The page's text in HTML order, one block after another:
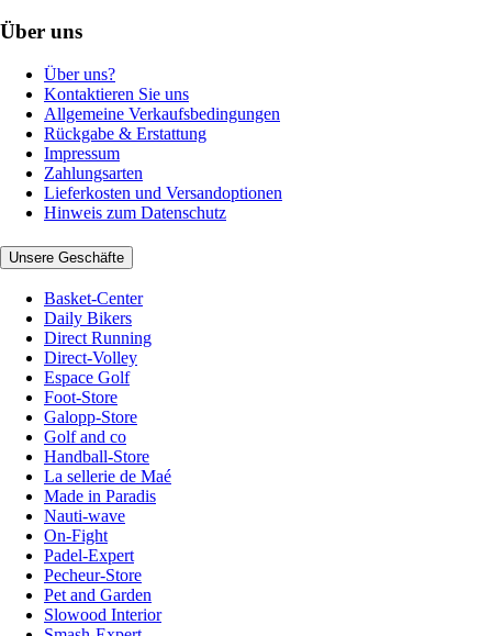
Über uns
Über uns?
Kontaktieren Sie uns
Allgemeine Verkaufsbedingungen
Rückgabe & Erstattung
Impressum
Zahlungsarten
Lieferkosten und Versandoptionen
Hinweis zum Datenschutz
Unsere Geschäfte
Basket-Center
Daily Bikers
Direct Running
Direct-Volley
Espace Golf
Foot-Store
Galopp-Store
Golf and co
Handball-Store
La sellerie de Maé
Made in Paradis
Nauti-wave
On-Fight
Padel-Expert
Pecheur-Store
Pet and Garden
Slowood Interior